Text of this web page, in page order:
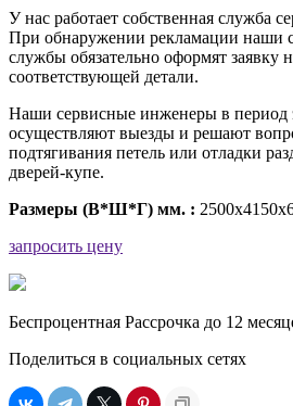
У нас работает собственная служба
При обнаружении рекламации наши
службы обязательно оформят заявку
соответствующей детали.
Наши сервисные инженеры в период
осуществляют выезды и решают
подтягивания петель или отладки
дверей-купе.
Размеры (В*Ш*Г) мм. :
запросить цену
Беспроцентная Рассрочка до 12
Поделиться в социальных сетях